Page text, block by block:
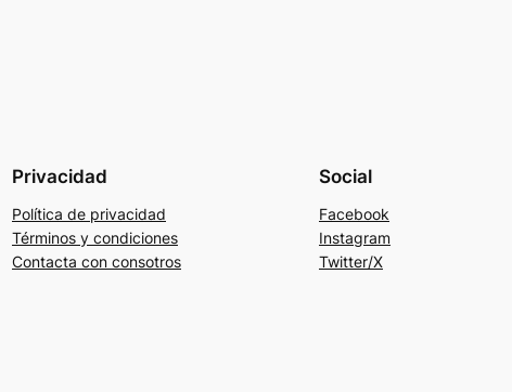
Privacidad
Política de privacidad
Términos y condiciones
Contacta con consotros
Social
Facebook
Instagram
Twitter/X